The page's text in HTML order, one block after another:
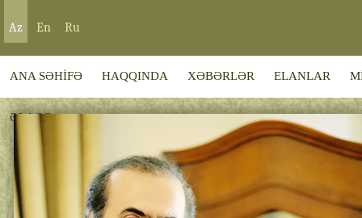
Az En Ru
ANA SƏHİFƏ HAQQINDA XƏBƏRLƏR ELANLAR
ƏLAQƏ